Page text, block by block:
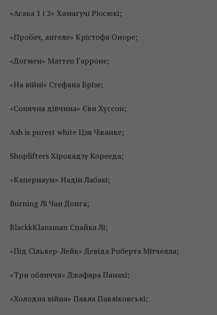
«Асака 1 і 2» Хамагучі Ріосюкі;
«Пробач, ангеле» Крістофа Оноре;
«Догмен» Маттео Гарроне;
«На війні» Стефана Брізе;
«Сонячна дівчина» Єви Хуссон;
Ash is purest white Цзя Чжанке;
Shoplifters Хірокадзу Корееда;
«Капернаум» Надін Лабакі;
Burning Лі Чан Донга;
BlackkKlansman Спайка Лі;
«Під Сільвер-Лейк» Девіда Роберта Мітчелла;
«Три обличчя» Джафара Панахі;
«Холодна війна» Павла Павліковські;